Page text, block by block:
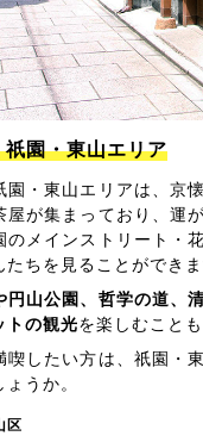
園・東山エリア
園・東山エリアは、京
屋が集まっており、運
のメインストリート・
ちを見ることができま
円山公園、哲学の道、
トの観光を楽しむことも
喫したい方は、祇園・
うか。
区